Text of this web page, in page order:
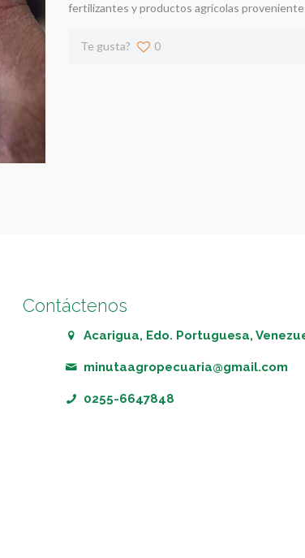
fertilizantes y productos agrícolas
Te gusta? 0
Contáctenos
Acarigua, Edo. Portuguesa,
minutaagropecuaria@gmail.com
0255-6647848